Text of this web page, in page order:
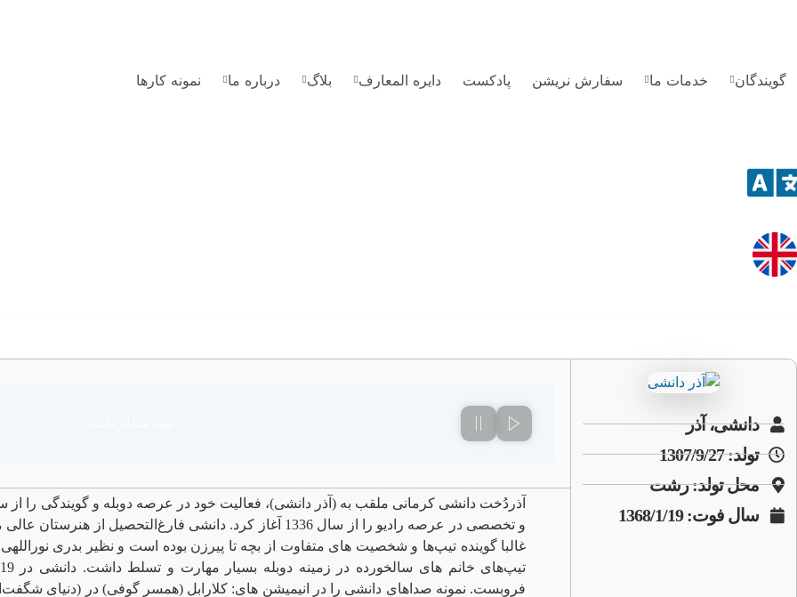
گویندگان خدمات ما سفارش نریشن پادکست دایره المعارف بلاگ درباره ما نمونه کارها
دانشی، آذر
تولد: 1307/9/27
محل تولد: رشت
سال فوت: 1368/1/19
و تخصصی در عرصه رادیو را از سال 1336 آغاز کرد. دانشی
غالبا گوینده تیپ‌ها و شخصیت های متفاوت از بچه تا پیرزن بوده است و نظیر بدری
فروبست. نمونه صداهای دانشی را در انیمیشن های: کلارابل (همسر گوفی) در (دنیای